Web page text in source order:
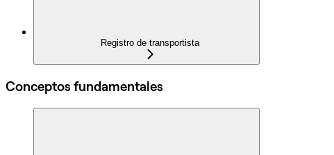
Registro de transportista
Conceptos fundamentales